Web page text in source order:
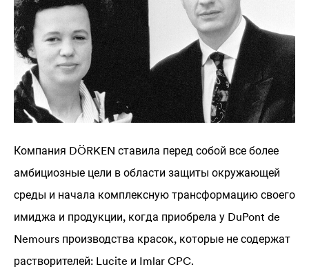
Компания DÖRKEN ставила перед собой все более
амбициозные цели в области защиты окружающей
среды и начала комплексную трансформацию своего
имиджа и продукции, когда приобрела у DuPont de
Nemours производства красок, которые не содержат
растворителей: Lucite и Imlar CPC.